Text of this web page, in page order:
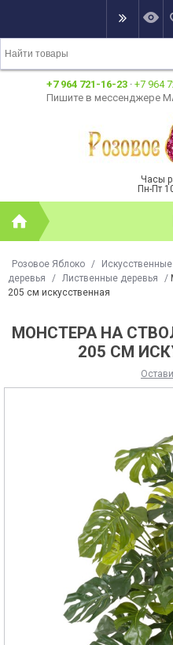
+7 964 721-16-23 · +7 964
Пишите в мессенджере
Часы
Пн-Пт
Розовое Яблоко /
деревья
/ Лиственные деревья /
205 см искусственная
МОНСТЕРА НА
205 СМ